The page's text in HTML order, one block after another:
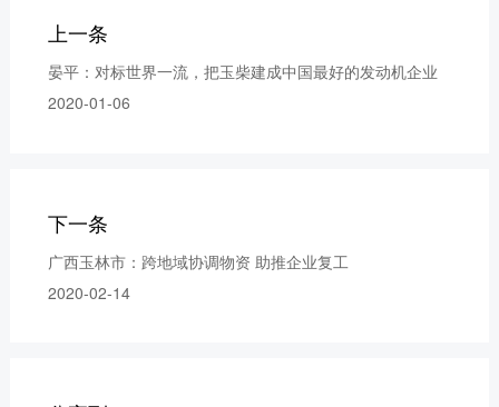
0775-3220350
24小时售后服务热线：
上一条
晏平：对标世界一流，把玉柴建成中国最好的发动机企业
2020-01-06
下一条
广西玉林市：跨地域协调物资 助推企业复工
2020-02-14